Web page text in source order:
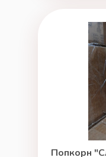
Попкорн